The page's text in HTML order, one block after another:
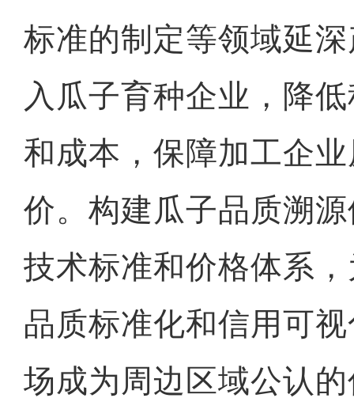
标准的制定等领域延
入瓜子育种企业，降
和成本，保障加工企
价。构建瓜子品质溯
技术标准和价格体系
品质标准化和信用可
场成为周边区域公认